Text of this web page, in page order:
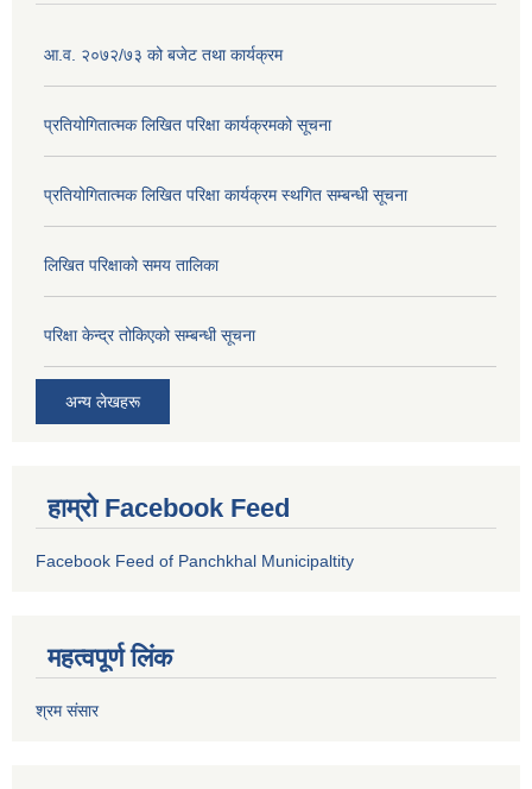
आ.व. २०७२/७३ को बजेट तथा कार्यक्रम
प्रतियोगितात्मक लिखित परिक्षा कार्यक्रमको सूचना
प्रतियोगितात्मक लिखित परिक्षा कार्यक्रम स्थगित सम्बन्धी सूचना
लिखित परिक्षाको समय तालिका
परिक्षा केन्द्र तोकिएको सम्बन्धी सूचना
अन्य लेखहरू
हाम्रो Facebook Feed
Facebook Feed of Panchkhal Municipaltity
महत्वपूर्ण लिंक
श्रम संसार